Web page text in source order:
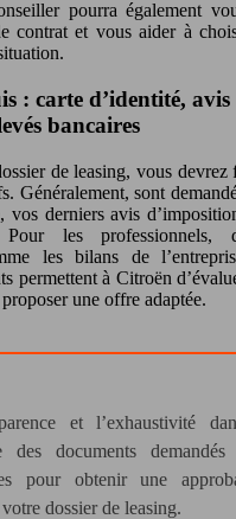
pourra également
contrat et vous aider à
: carte d’identité, avis
bancaires
de leasing, vous devrez
Généralement, sont
vos derniers avis
Pour les professionnels,
les bilans de
permettent à Citroën
une offre adaptée.
et l’exhaustivité
des documents demandés
pour obtenir une
dossier de leasing.